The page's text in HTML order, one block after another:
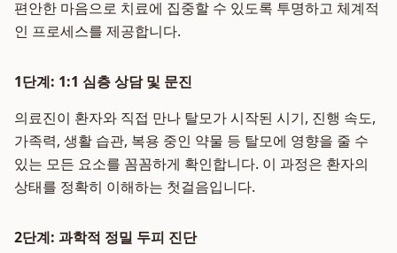
편안한 마음으로 치료에 집중할 수 있도록 투명하고 체계적
인 프로세스를 제공합니다.
1단계: 1:1 심층 상담 및 문진
의료진이 환자와 직접 만나 탈모가 시작된 시기, 진행 속도,
가족력, 생활 습관, 복용 중인 약물 등 탈모에 영향을 줄 수
있는 모든 요소를 꼼꼼하게 확인합니다. 이 과정은 환자의
상태를 정확히 이해하는 첫걸음입니다.
2단계: 과학적 정밀 두피 진단